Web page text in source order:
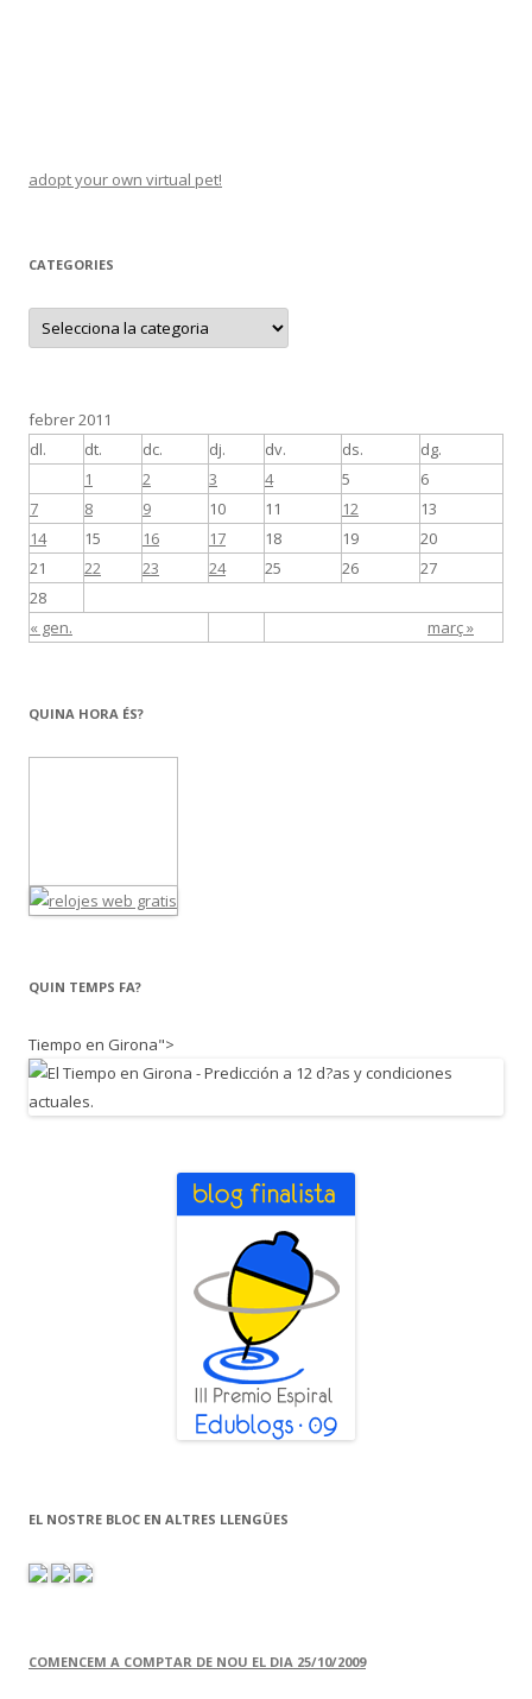
adopt your own virtual pet!
CATEGORIES
C
t
r
i
e
s
febrer 2011
dl.
dt. dc. dj. dv. ds. dg.
« gen. març »
1 2 3 4 5
6
7
8 9 10 11 12
13
14
15 16 17 18 19
20
21
22 23 24 25 26
27
28
QUINA HORA ÉS?
QUIN TEMPS FA?
Tiempo en Girona">
EL NOSTRE BLOC EN ALTRES LLENGÜES
COMENCEM A COMPTAR DE NOU EL DIA 25/10/2009